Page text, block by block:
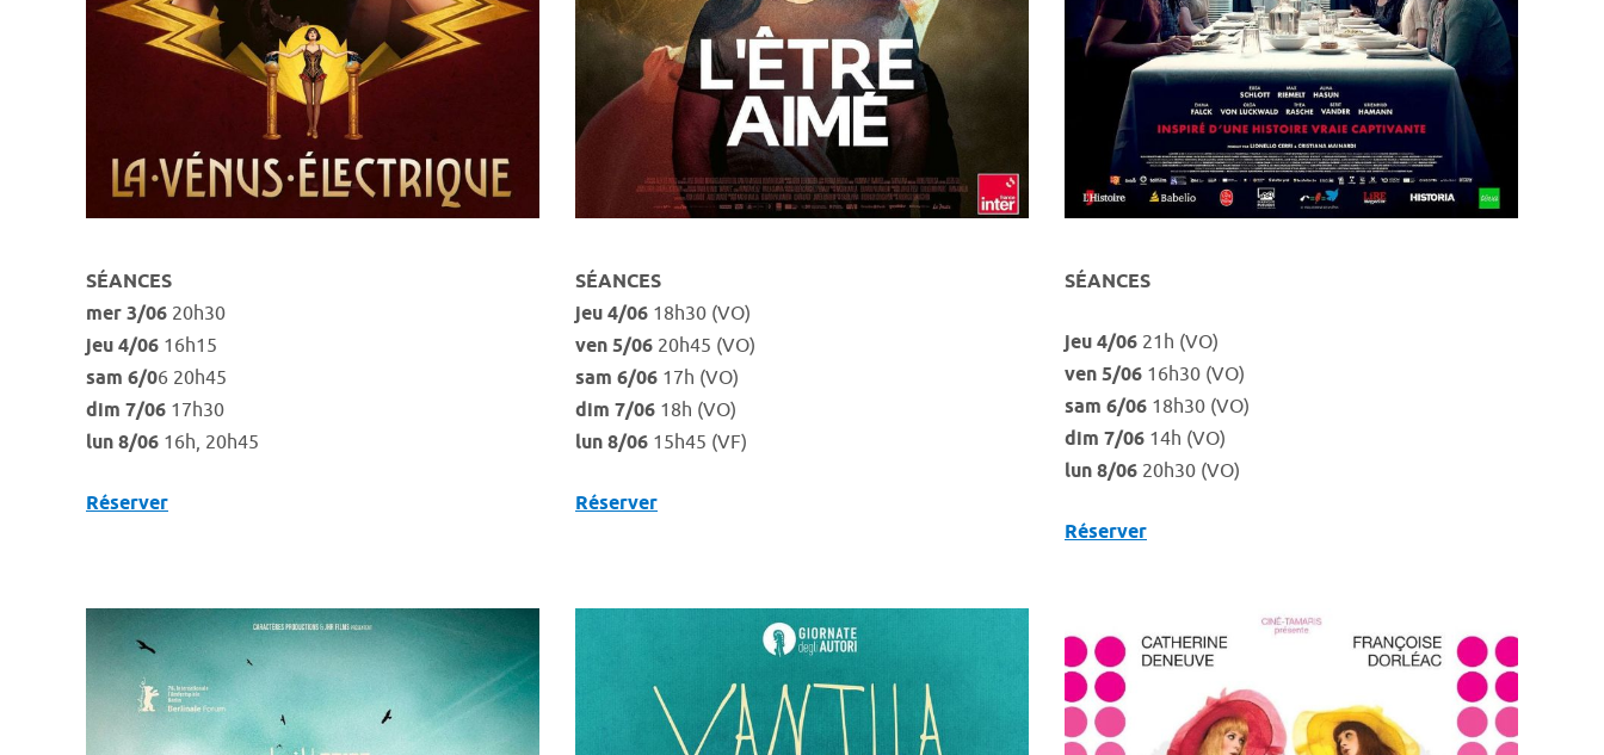
SÉANCES
mer 3/06 20h30
jeu 4/06 16h15
sam 6/06 20h45
dim 7/06 17h30
lun 8/06 16h, 20h45
Réserver
SÉANCES
jeu 4/06 18h30 (VO)
ven 5/06 20h45 (VO)
sam 6/06 17h (VO)
dim 7/06 18h (VO)
lun 8/06 15h45 (VF)
Réserver
SÉANCES
jeu 4/06 21h (VO)
ven 5/06 16h30 (VO)
sam 6/06 18h30 (VO)
dim 7/06 14h (VO)
lun 8/06 20h30 (VO)
Réserver